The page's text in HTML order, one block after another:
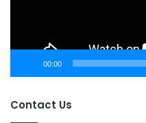
00:00
Contact Us